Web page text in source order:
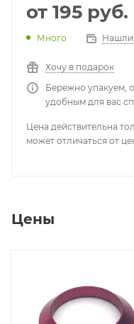
от 195 руб.
Много Нашли
Хочу в подарок
Бережно упакуем,
удобным для вас
Цена действительна
может отличаться от
Цены